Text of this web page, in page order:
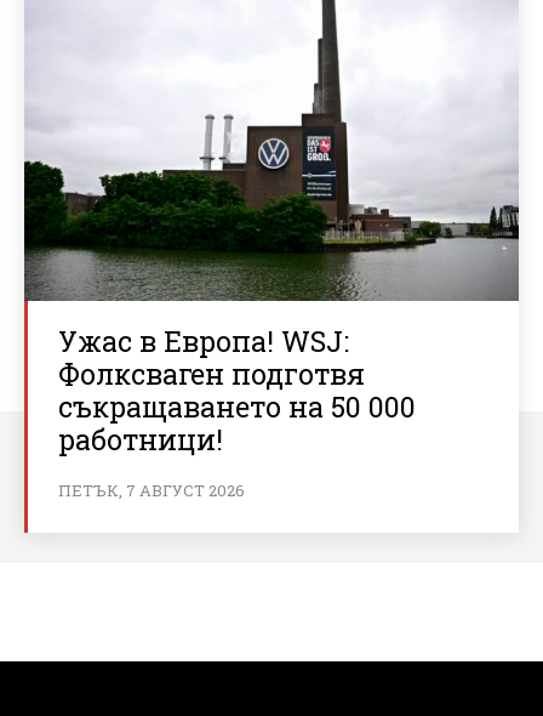
Ужас в Европа! WSJ:
Фолксваген подготвя
съкращаването на 50 000
работници!
ПЕТЪК, 7 АВГУСТ 2026